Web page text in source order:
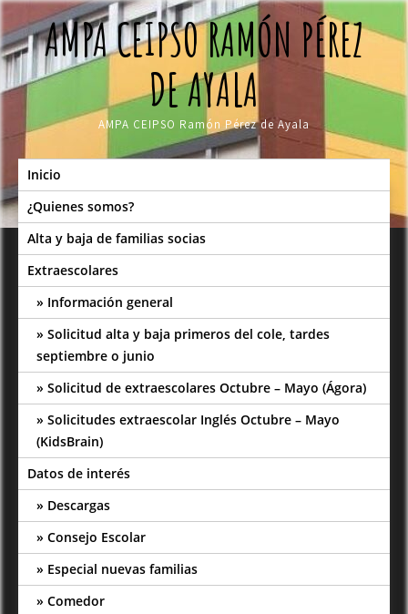
Skip
to
contentAMPA CEIPSO RAMÓN PÉREZ
DE AYALA
AMPA CEIPSO Ramón Pérez de Ayala
Inicio
¿Quienes somos?
Alta y baja de familias socias
Extraescolares
Información general
Solicitud alta y baja primeros del cole, tardes
septiembre o junio
Solicitud de extraescolares Octubre – Mayo (Ágora)
Solicitudes extraescolar Inglés Octubre – Mayo
(KidsBrain)
Datos de interés
Descargas
Consejo Escolar
Especial nuevas familias
Comedor